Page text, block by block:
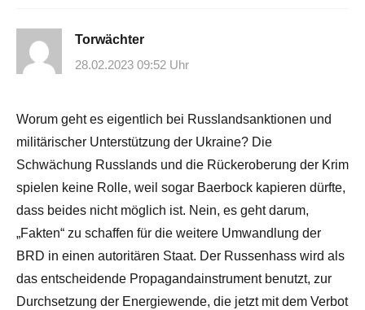
Torwächter
28.02.2023 09:52 Uhr
Worum geht es eigentlich bei Russlandsanktionen und
militärischer Unterstützung der Ukraine? Die
Schwächung Russlands und die Rückeroberung der Krim
spielen keine Rolle, weil sogar Baerbock kapieren dürfte,
dass beides nicht möglich ist. Nein, es geht darum,
„Fakten“ zu schaffen für die weitere Umwandlung der
BRD in einen autoritären Staat. Der Russenhass wird als
das entscheidende Propagandainstrument benutzt, zur
Durchsetzung der Energiewende, die jetzt mit dem Verbot